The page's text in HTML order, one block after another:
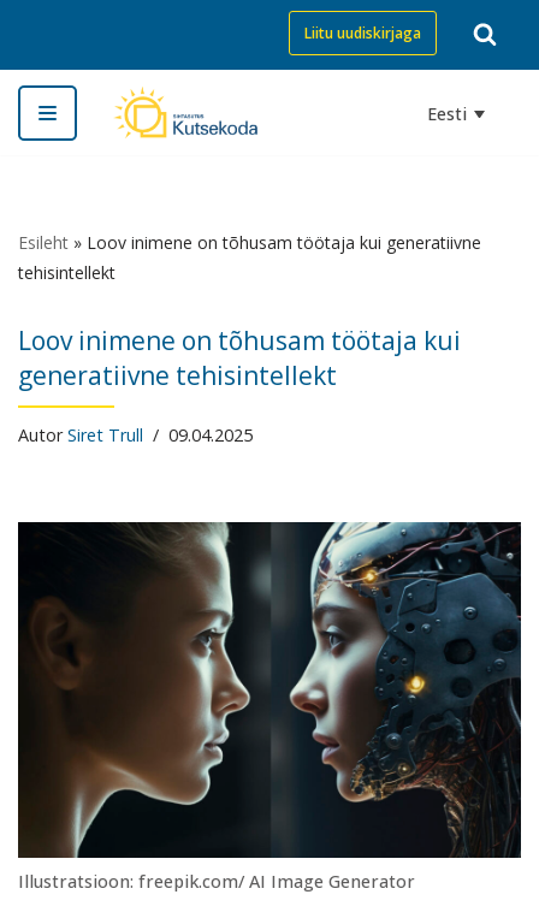
Skip
to
content
Liitu uudiskirjaga
Eesti
Esileht » Loov inimene on tõhusam töötaja kui generatiivne
tehisintellekt
Loov inimene on tõhusam töötaja kui
generatiivne tehisintellekt
AutorSiret Trull 09.04.2025
Illustratsioon: freepik.com/ AI Image Generator